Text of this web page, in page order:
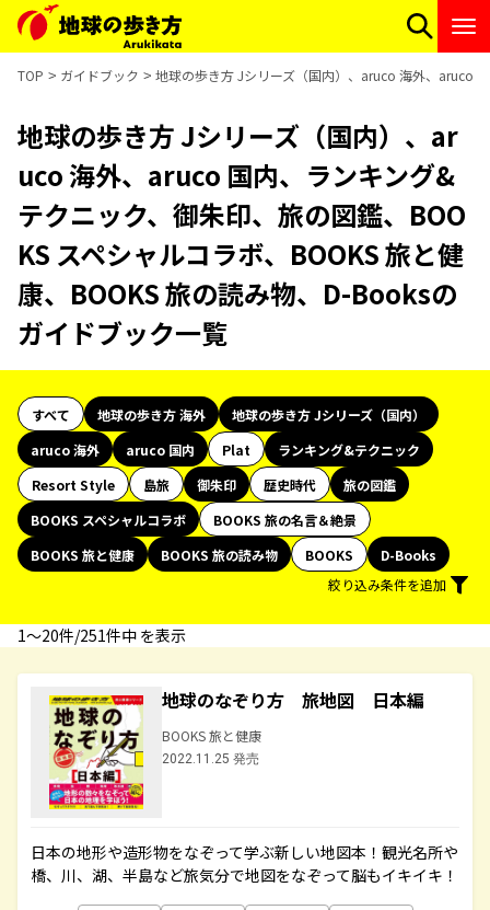
TOP ガイドブック 地球の歩き方 Jシリーズ（国内）、aruco 海外、aruco
地球の歩き方 Jシリーズ（国内）、ar
uco 海外、aruco 国内、ランキング&
テクニック、御朱印、旅の図鑑、BOO
KS スペシャルコラボ、BOOKS 旅と健
康、BOOKS 旅の読み物、D-Booksの
ガイドブック一覧
すべて 地球の歩き方 海外
地球の歩き方 Jシリーズ（国内）
aruco 海外
aruco 国内 Plat
ランキング&テクニック
Resort Style
島旅 御朱印 歴史時代
旅の図鑑
BOOKS スペシャルコラボ
BOOKS 旅の名言＆絶景
BOOKS 旅と健康
BOOKS 旅の読み物 BOOKS
D-Books
絞り込み条件を追加
1〜20件/251件中 を表示
地球のなぞり方 旅地図 日本編
BOOKS 旅と健康
2022.11.25 発売
日本の地形や造形物をなぞって学ぶ新しい地図本！観光名所や
橋、川、湖、半島など旅気分で地図をなぞって脳もイキイキ！